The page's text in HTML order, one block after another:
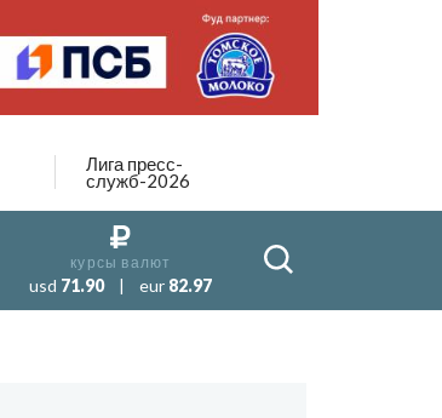
Лига пресс-
служб-2026
курсы валют
usd 71.90 | eur 82.97